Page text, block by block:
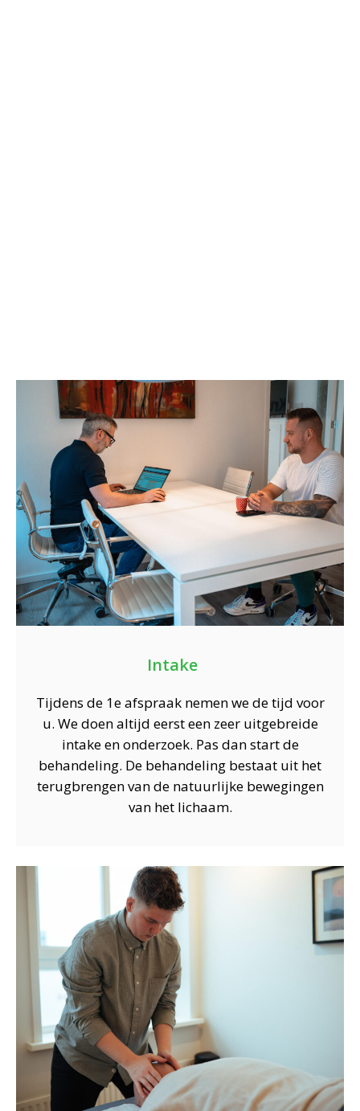
Intake
Tijdens de 1e afspraak nemen we de tijd voor
u. We doen altijd eerst een zeer uitgebreide
intake en onderzoek. Pas dan start de
behandeling. De behandeling bestaat uit het
terugbrengen van de natuurlijke bewegingen
van het lichaam.